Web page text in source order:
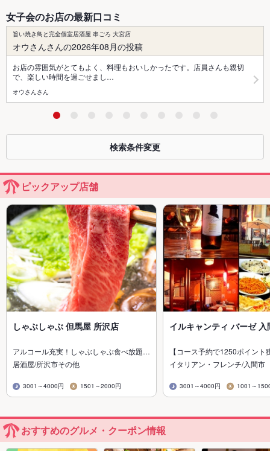
女子会のお店の最新口コミ
旨い焼き鳥と完全個室居酒屋 串ごろ 大宮店
オウさんさんの2026年08月の投稿
お店の雰囲気がとてもよく、料理もおいしかったです。店員さんも親切
で、楽しい時間を過ごせまし…
オウさんさん
検索条件変更
ピックアップ店舗
しゃぶしゃぶ 但馬屋 所沢店
アルコール充実！しゃぶしゃぶ食べ放題…
居酒屋/所沢市その他
3001～4000円 1501～2000円
イルキャンティ バーゼ 入
【コース予約で1250ポイン
イタリアン・フレンチ/入間市
3001～4000円 1001～
おすすめのグルメ・クーポン情報